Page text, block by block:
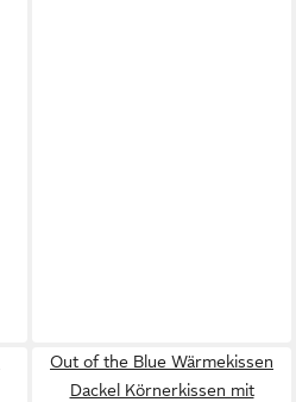
Out of the Blue Wärmekissen
Dackel Körnerkissen mit